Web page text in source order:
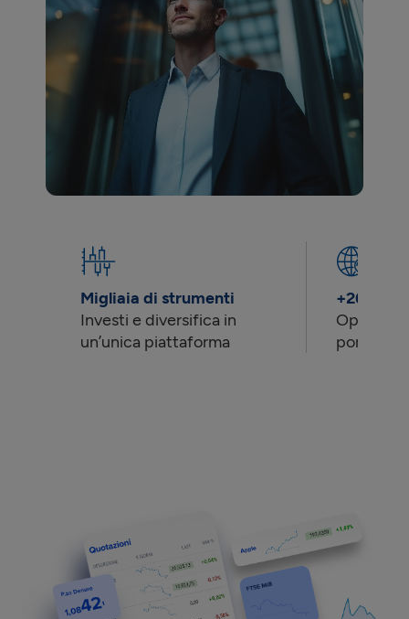
Migliaia di strumenti
Investi e diversifica in
un’unica piattaforma
+26
portata